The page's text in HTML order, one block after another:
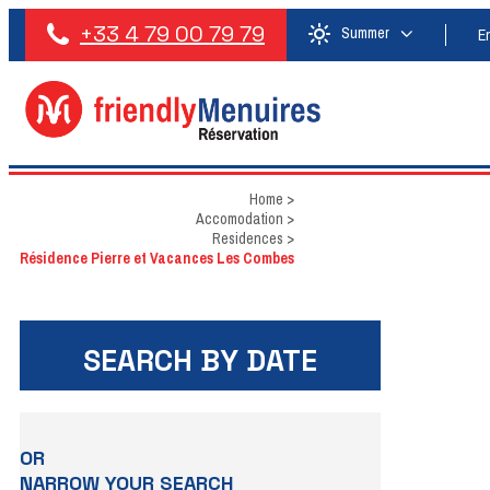
+33 4 79 00 79 79 Summer
Home >
Accomodation >
Residences >
Résidence Pierre et Vacances Les Combes
SEARCH BY DATE
OR
NARROW YOUR SEARCH